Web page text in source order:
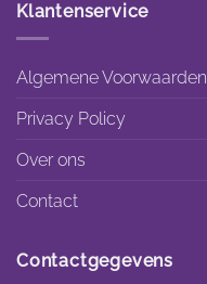
Klantenservice
Algemene Voorwaarden
Privacy Policy
Over ons
Contact
Contactgegevens